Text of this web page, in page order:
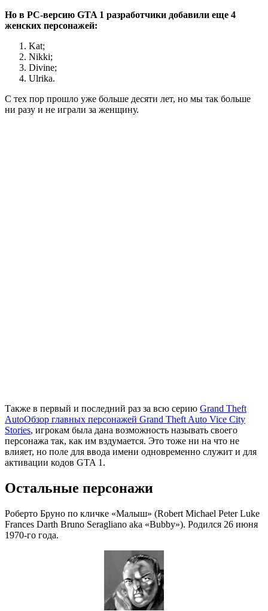
Но в PC-версию GTA 1 разработчики добавили еще 4
женских персонажей:
Kat;
Nikki;
Divine;
Ulrika.
С тех пор прошло уже больше десяти лет, но мы так больше
ни разу и не играли за женщину.
Также в первый и последний раз за всю серию Grand Theft
AutoОбзор главных персонажей Grand Theft Auto Vice City
Stories, игрокам была дана возможность называть своего
персонажа так, как им вздумается. Это тоже ни на что не
влияет, но поле для ввода имени одновременно служит и для
активации кодов GTA 1.
Остальные персонажи
Роберто Бруно по кличке «Малыш» (Robert Michael Peter Luke
Frances Darth Bruno Seragliano aka «Bubby»). Родился 26 июня
1970-го года.